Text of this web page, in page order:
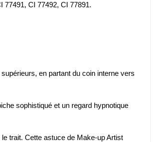
CI 77492, CI 77891.
en partant du coin interne vers
sophistiqué et un regard hypnotique
trait. Cette astuce de Make-up Artist